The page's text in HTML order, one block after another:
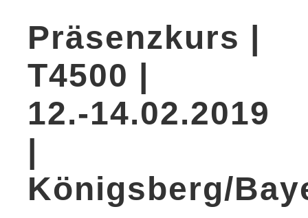
Präsenzkurs |
T4500 |
12.-14.02.2019
|
Königsberg/